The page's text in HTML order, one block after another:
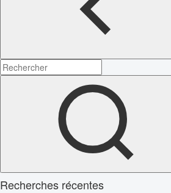
Recherches récentes